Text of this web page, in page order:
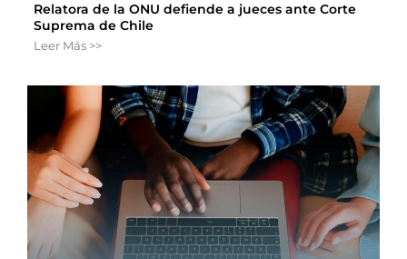
Relatora de la ONU defiende a jueces ante Corte
Suprema de Chile
Leer Más >>